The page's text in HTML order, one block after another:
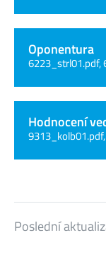
Oponentura
6223_strl01.pdf,
Hodnocení
Poslední